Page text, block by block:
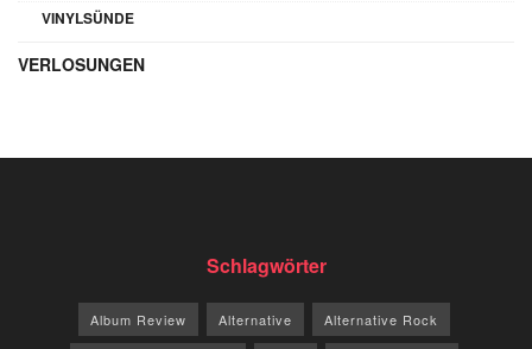
VINYLSÜNDE
VERLOSUNGEN
Schlagwörter
Album Review Alternative Alternative Rock